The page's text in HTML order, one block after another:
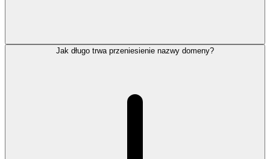
Jak długo trwa przeniesienie nazwy domeny?